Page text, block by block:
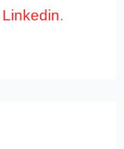
Linkedin.